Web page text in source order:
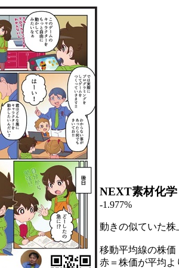
NEXT素材化学
-1.977%
動きの似ていた
移動平均線の株価
赤＝株価が平均